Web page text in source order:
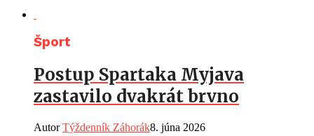
Šport
Postup Spartaka Myjava
zastavilo dvakrát brvno
AutorTýždenník Záhorák8. júna 2026